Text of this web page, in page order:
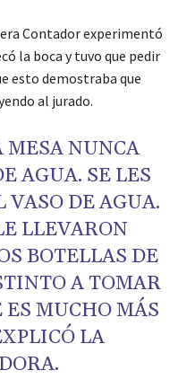
Contador experimentó
la boca y tuvo que pedir
esto demostraba que
al jurado.
MESA NUNCA
AGUA. SE LES
VASO DE AGUA.
LLEVARON
BOTELLAS DE
A TOMAR
ES MUCHO MÁS
LA